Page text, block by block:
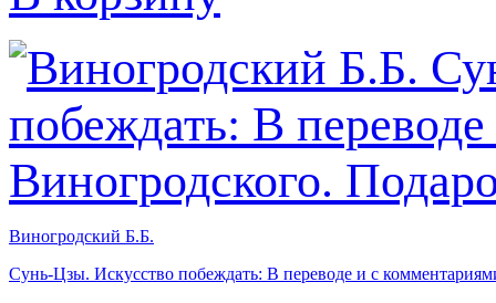
Виногродский Б.Б.
Сунь-Цзы. Искусство побеждать: В переводе и с